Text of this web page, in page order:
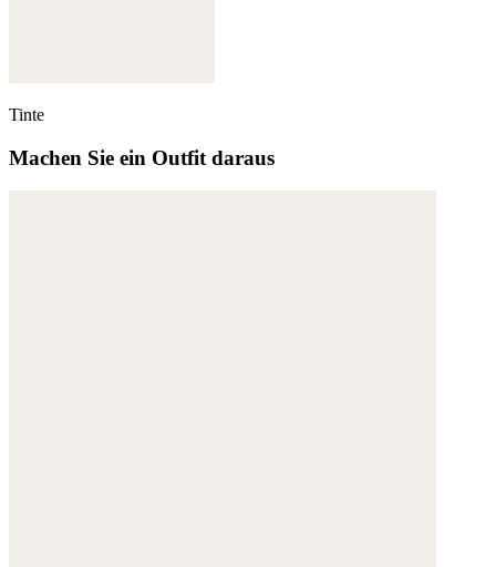
Tinte
Machen Sie ein Outfit daraus